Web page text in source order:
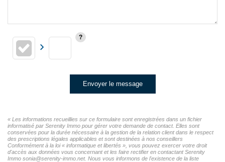
Envoyer le message
« Les informations recueillies sur ce formulaire sont enregistrées dans un fichier
informatisé par Serenity Immo pour gérer votre demande de contact. Elles sont
conservées pour la durée nécessaire à la gestion de la relation client dans le respect
des prescriptions légales applicables et sont destinées à nos conseillers
Conformément à la loi « informatique et libertés », vous pouvez exercer votre droit
d'accès aux données vous concernant et les faire rectifier en contactant Serenity
Immo sonia@serenity-immo.net. Nous vous informons de l'existence de la liste